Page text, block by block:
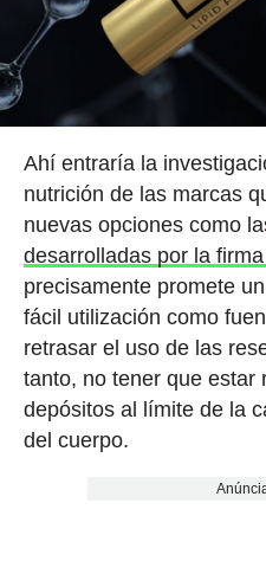
Ahí entraría la
nutrición de las marcas
nuevas opciones como
desarrolladas por la
precisamente promete
fácil utilización como
retrasar el uso de las
tanto, no tener que estar
depósitos al límite de la
del cuerpo.